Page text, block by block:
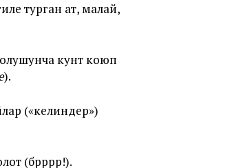
турган ат, малай,
кунт коюп
).
(«келиндер»)
(брррр!).